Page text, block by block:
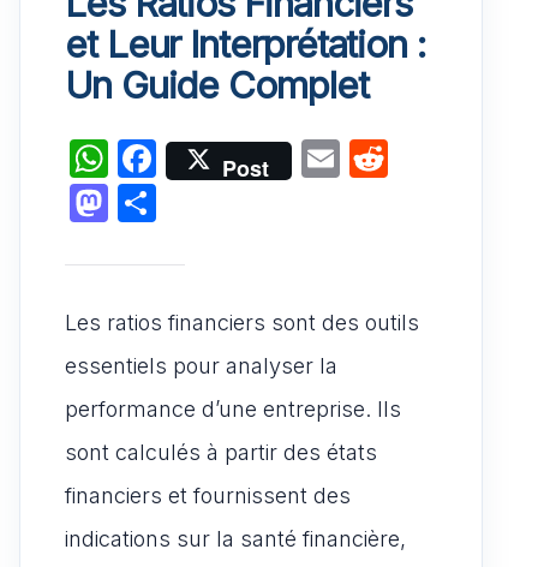
et Leur Interprétation :
Un Guide Complet
W
h
at
s
A
p
p
F
a
e
b
o
o
k
Post
E
t
M
st
o
d
o
n
ta
g
er
Les ratios financiers sont des outils
essentiels pour analyser la
performance d’une entreprise. Ils
sont calculés à partir des états
financiers et fournissent des
indications sur la santé financière,